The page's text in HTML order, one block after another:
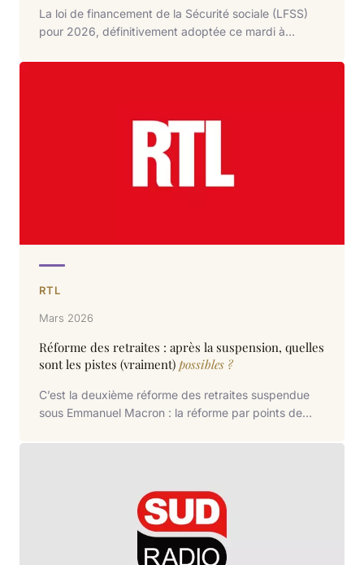
La loi de financement de la Sécurité sociale (LFSS)
pour 2026, définitivement adoptée ce mardi à
RTL
Mars 2026
Réforme des retraites : après la suspension, quelles
sont les pistes (vraiment) possibles ?
C’est la deuxième réforme des retraites suspendue
sous Emmanuel Macron : la réforme par points de
Que risque-t-on si on ne fait rien? Pour ouvrir le
débat, Martial You reçoit Frédéric Souillot, secrétaire
général de Force Ouvrière ; Nathalie Badaire,
fondatrice de NB Consulting et Emmanuel Grimaud,